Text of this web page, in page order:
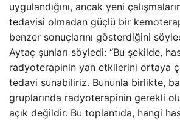
uygulandığını, ancak yeni
tedavisi olmadan güçlü bir
benzer sonuçlarını gösterdiğini
Aytaç şunları söyledi: “Bu şekilde,
radyoterapinin yan etkilerini ortaya
tedavi sunabiliriz. Bununla birlikte,
gruplarında radyoterapinin gerekli
açık değildir. Bu toplantıda, hangi